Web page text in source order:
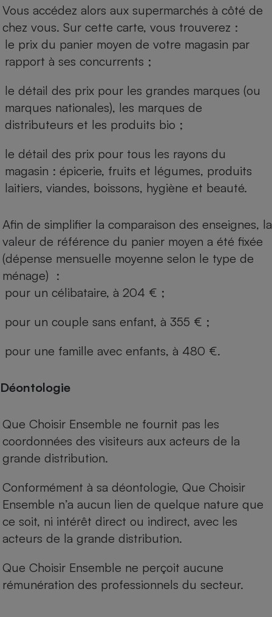
Vous accédez alors aux supermarchés à côté de
chez vous. Sur cette carte, vous trouverez :
le prix du panier moyen de votre magasin par
rapport à ses concurrents ;
le détail des prix pour les grandes marques (ou
marques nationales), les marques de
distributeurs et les produits bio ;
le détail des prix pour tous les rayons du
magasin : épicerie, fruits et légumes, produits
laitiers, viandes, boissons, hygiène et beauté.
Afin de simplifier la comparaison des enseignes, la
valeur de référence du panier moyen a été fixée
(dépense mensuelle moyenne selon le type de
ménage) :
pour un célibataire, à 204 € ;
pour un couple sans enfant, à 355 € ;
pour une famille avec enfants, à 480 €.
Déontologie
Que Choisir Ensemble ne fournit pas les
coordonnées des visiteurs aux acteurs de la
grande distribution.
Conformément à sa déontologie, Que Choisir
Ensemble n’a aucun lien de quelque nature que
ce soit, ni intérêt direct ou indirect, avec les
acteurs de la grande distribution.
Que Choisir Ensemble ne perçoit aucune
rémunération des professionnels du secteur.